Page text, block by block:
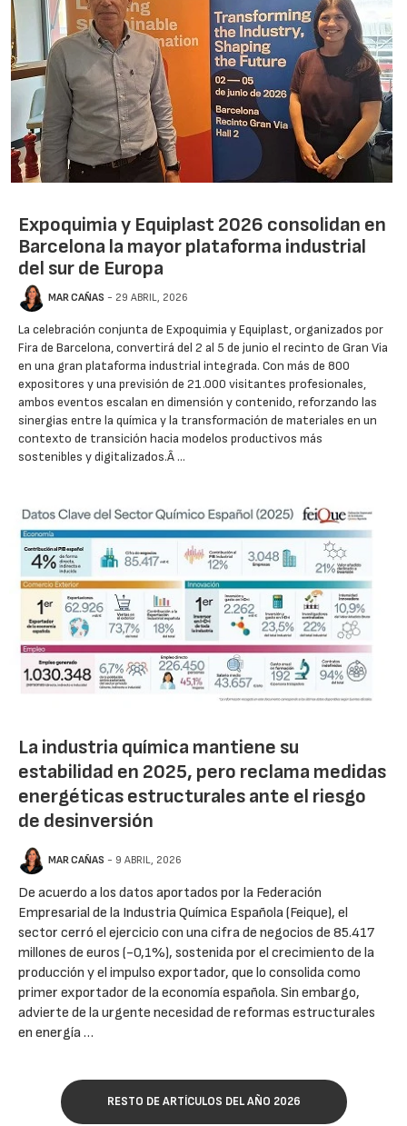
Expoquimia y Equiplast 2026 consolidan en
Barcelona la mayor plataforma industrial
del sur de Europa
MAR CAÑAS - 29 ABRIL, 2026
La celebración conjunta de Expoquimia y Equiplast, organizados por
Fira de Barcelona, convertirá del 2 al 5 de junio el recinto de Gran Via
en una gran plataforma industrial integrada. Con más de 800
expositores y una previsión de 21.000 visitantes profesionales,
ambos eventos escalan en dimensión y contenido, reforzando las
sinergias entre la química y la transformación de materiales en un
contexto de transición hacia modelos productivos más
sostenibles y digitalizados.Â …
La industria química mantiene su
estabilidad en 2025, pero reclama medidas
energéticas estructurales ante el riesgo
de desinversión
MAR CAÑAS - 9 ABRIL, 2026
De acuerdo a los datos aportados por la Federación
Empresarial de la Industria Química Española (Feique), el
sector cerró el ejercicio con una cifra de negocios de 85.417
millones de euros (-0,1%), sostenida por el crecimiento de la
producción y el impulso exportador, que lo consolida como
primer exportador de la economía española. Sin embargo,
advierte de la urgente necesidad de reformas estructurales
en energía …
RESTO DE ARTÍCULOS DEL AÑO 2026